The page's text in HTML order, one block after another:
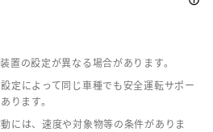
置の設定が異なる場合があります。
定によって同じ車種でも安全運転サポー
ります。
には、速度や対象物等の条件がありま